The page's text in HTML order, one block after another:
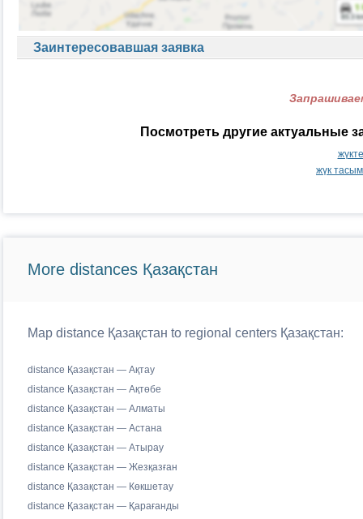
Заинтересовавшая заявка
Посмотреть другие актуальные
жүк
More distances Қазақстан
Map distance Қазақстан to regional centers Қазақстан:
distance Қазақстан — Ақтау
distance Қазақстан — Ақтөбе
distance Қазақстан — Алматы
distance Қазақстан — Астана
distance Қазақстан — Атырау
distance Қазақстан — Жезқазған
distance Қазақстан — Көкшетау
distance Қазақстан — Қарағанды